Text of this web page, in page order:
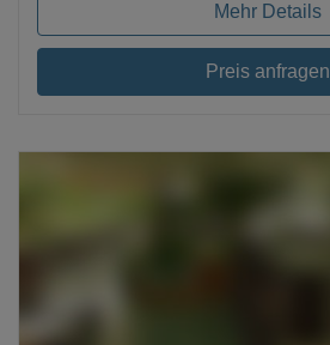
Mehr Details
Preis anfragen